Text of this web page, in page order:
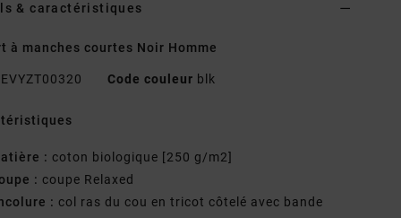
& caractéristiques
à manches courtes Noir Homme
EVYZT00320 Code couleur blk
: coton biologique [250 g/m2]
: coupe Relaxed
: col ras du cou en tricot côtelé avec bande